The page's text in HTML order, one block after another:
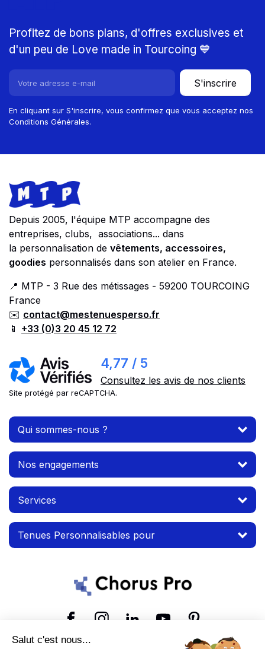
Profitez de bons plans, d'offres exclusives et
d'un peu de Love made in Tourcoing 💙
S'inscrire
En cliquant sur S'inscrire, vous confirmez que vous acceptez nos
Conditions Générales.
Footer
Store information
Depuis 2005, l'équipe MTP accompagne des
entreprises, clubs, associations... dans
la personnalisation de vêtements, accessoires,
goodies personnalisés dans son atelier en France.
📍 MTP - 3 Rue des métissages - 59200 TOURCOING
France
✉️ contact@mestenuesperso.fr
📱 +33 (0)3 20 45 12 72
4,77 / 5
Consultez les avis de nos clients
Site protégé par reCAPTCHA.
Qui sommes-nous ?
Nos engagements
Services
Tenues Personnalisables pour
Salut c'est nous...